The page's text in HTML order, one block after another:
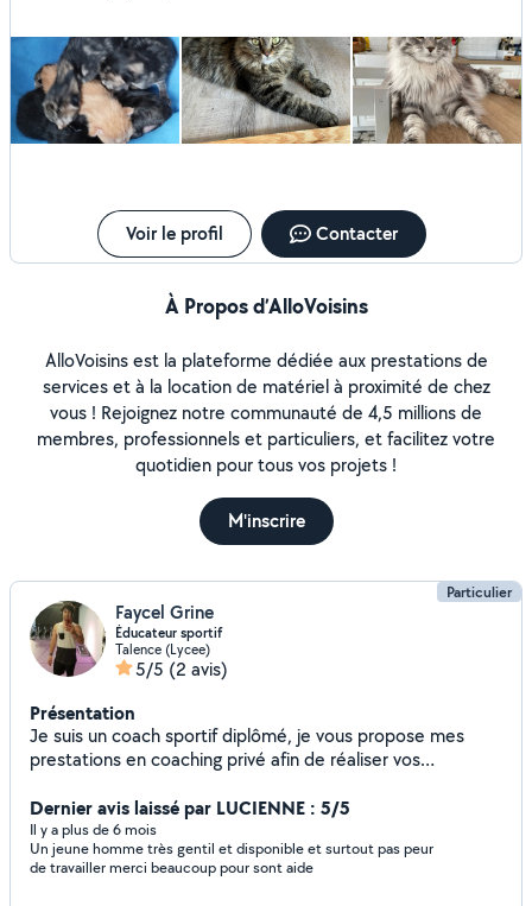
Voir le profil Contacter
À Propos d’AlloVoisins
AlloVoisins est la plateforme dédiée aux prestations de
services et à la location de matériel à proximité de chez
vous ! Rejoignez notre communauté de 4,5 millions de
membres, professionnels et particuliers, et facilitez votre
quotidien pour tous vos projets !
M'inscrire
Particulier
Faycel Grine
Éducateur sportif
Talence (Lycee)
5/5 (2 avis)
Présentation
Je suis un coach sportif diplômé, je vous propose mes
prestations en coaching privé afin de réaliser vos
m'adapte à tous les niveaux. Contacter moi pour réserver
vos séances!
Dernier avis laissé par LUCIENNE : 5/5
Il y a plus de 6 mois
Un jeune homme très gentil et disponible et surtout pas peur
de travailler merci beaucoup pour sont aide